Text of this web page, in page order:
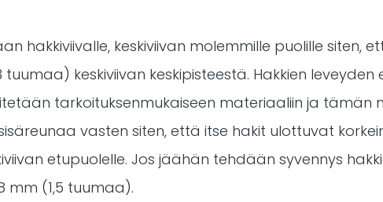
hakkiviivalle, keskiviivan molemmille puolille siten,
keskiviivan keskipisteestä. Hakkien leveyden
tarkoituksenmukaiseen materiaaliin ja tämän
vasten siten, että itse hakit ulottuvat
etupuolelle. Jos jäähän tehdään syvennys
mm (1,5 tuumaa).